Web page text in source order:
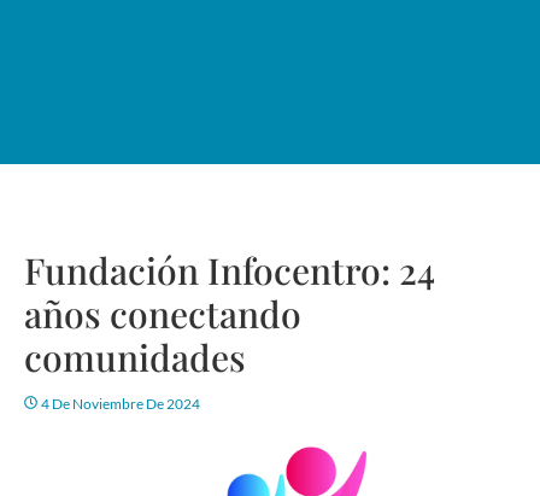
Fundación Infocentro: 24
años conectando
comunidades
4 De Noviembre De 2024